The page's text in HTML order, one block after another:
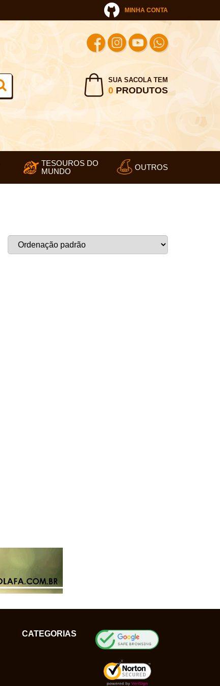
MINHA CONTA
SUA SACOLA TEM
0PRODUTOS
TESOUROS DO
MUNDO
OUTROS
CATEGORIAS